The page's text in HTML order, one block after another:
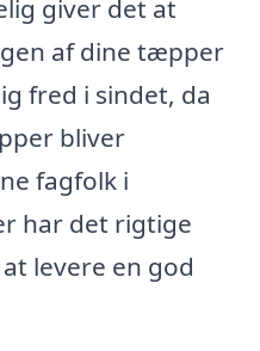
giver det at
af dine tæpper
fred i sindet, da
bliver
fagfolk i
har det rigtige
levere en god